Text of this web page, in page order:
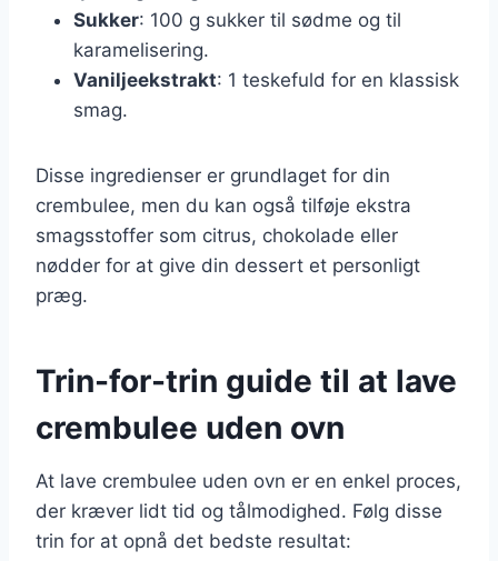
Sukker: 100 g sukker til sødme og til
karamelisering.
Vaniljeekstrakt: 1 teskefuld for en klassisk
smag.
Disse ingredienser er grundlaget for din
crembulee, men du kan også tilføje ekstra
smagsstoffer som citrus, chokolade eller
nødder for at give din dessert et personligt
præg.
Trin-for-trin guide til at lave
crembulee uden ovn
At lave crembulee uden ovn er en enkel proces,
der kræver lidt tid og tålmodighed. Følg disse
trin for at opnå det bedste resultat: